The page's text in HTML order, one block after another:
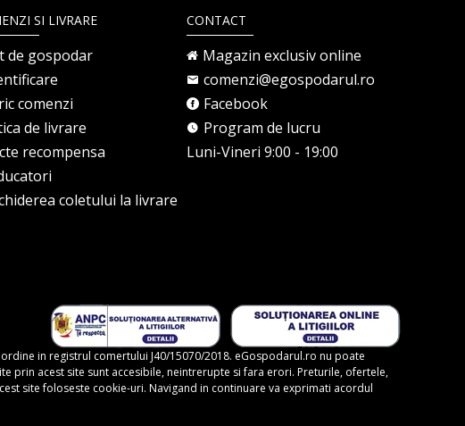
SI LIVRARE
de gospodar
comenzi
de livrare
recompensa
coletului la livrare
CONTACT
Magazin exclusiv online
comenzi@egospodarul.ro
Facebook
Program de lucru
Luni-Vineri 9:00 - 19:00
ordine in registrul comertului J40/15070/2018. eGospodarul.ro nu poate
prin acest site sunt accesibile, neintrerupte si fara erori. Preturile, ofertele,
site foloseste cookie-uri. Navigand in continuare va exprimati acordul